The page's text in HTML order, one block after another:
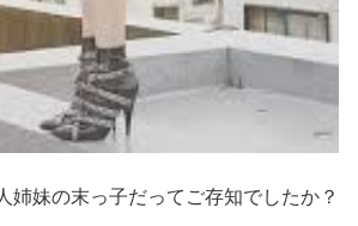
姉妹の末っ子だってご存知でしたか？